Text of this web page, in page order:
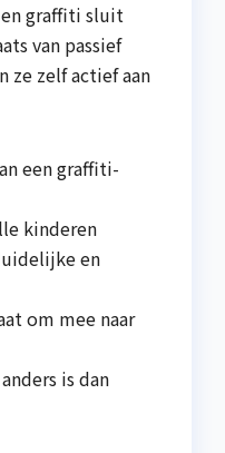
graffiti sluit
van passief
ze zelf actief aan
een graffiti-
kinderen
en
om mee naar
is dan